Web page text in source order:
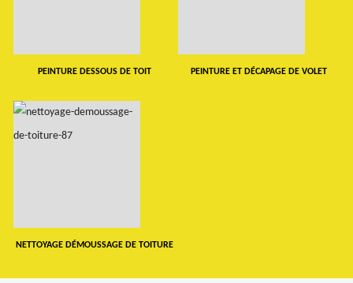
PEINTURE DESSOUS DE TOIT PEINTURE ET DÉCAPAGE DE VOLET
NETTOYAGE DÉMOUSSAGE DE TOITURE